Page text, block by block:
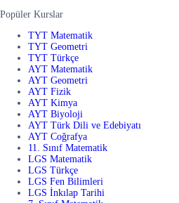
Popüler Kurslar
TYT Matematik
TYT Geometri
TYT Türkçe
AYT Matematik
AYT Geometri
AYT Fizik
AYT Kimya
AYT Biyoloji
AYT Türk Dili ve Edebiyatı
AYT Coğrafya
11. Sınıf Matematik
LGS Matematik
LGS Türkçe
LGS Fen Bilimleri
LGS İnkılap Tarihi